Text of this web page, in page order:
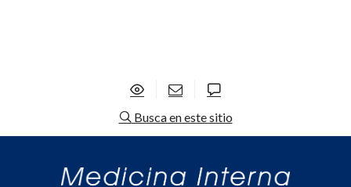
Busca en este sitio